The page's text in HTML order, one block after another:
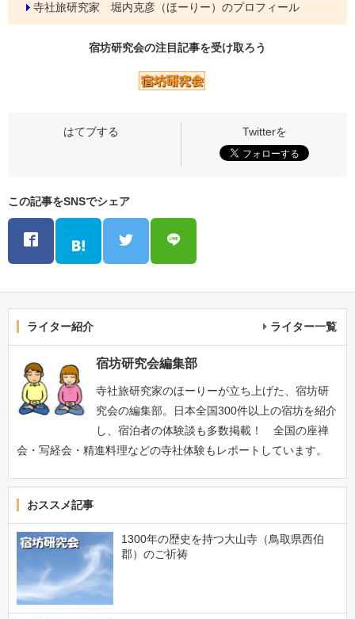
寺社旅研究家 堀内克彦（ほーりー）のプロフィール
宿坊研究会の注目記事を受け取ろう
この記事をSNSでシェア
ライター紹介 ライター一覧
宿坊研究会編集部
寺社旅研究家のほーりーが立ち上げた、宿坊研
究会の編集部。日本全国300件以上の宿坊を紹介
し、宿泊者の体験談も多数掲載！ 全国の座禅
会・写経会・精進料理などの寺社体験もレポートしています。
おススメ記事
1300年の歴史を持つ大山寺（鳥取県西伯
郡）のご祈祷